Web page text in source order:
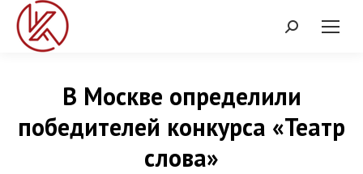
Поиск:
В Москве определили
победителей конкурса «Театр
слова»